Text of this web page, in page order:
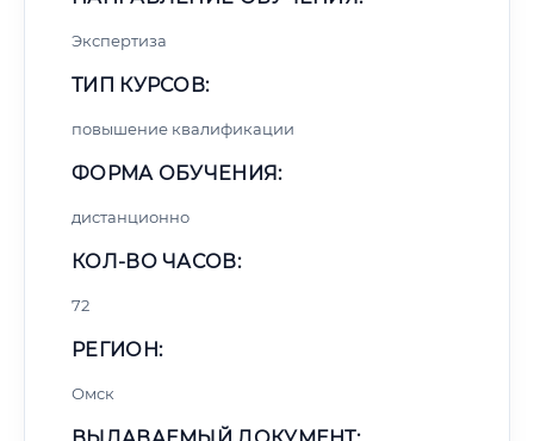
Экспертиза
ТИП КУРСОВ:
повышение квалификации
ФОРМА ОБУЧЕНИЯ:
дистанционно
КОЛ-ВО ЧАСОВ:
72
РЕГИОН:
Омск